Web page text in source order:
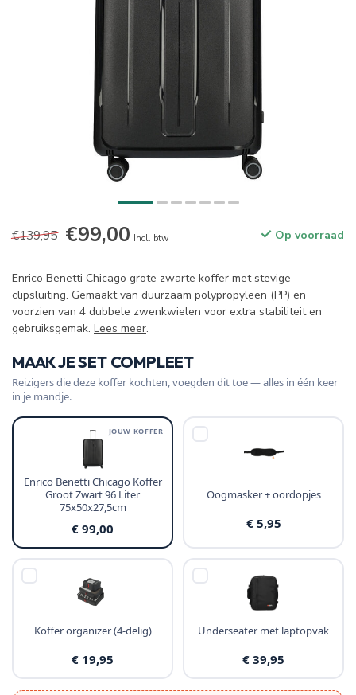
€139,95 €99,00 Incl. btw Op voorraad
Enrico Benetti Chicago grote zwarte koffer met stevige
clipsluiting. Gemaakt van duurzaam polypropyleen (PP) en
voorzien van 4 dubbele zwenkwielen voor extra stabiliteit en
gebruiksgemak. Lees meer.
MAAK JE SET COMPLEET
Reizigers die deze koffer kochten, voegden dit toe — alles in één keer
in je mandje.
JOUW KOFFER
Enrico Benetti Chicago Koffer
Groot Zwart 96 Liter
75x50x27,5cm
€ 99,00
Oogmasker + oordopjes
€ 5,95
Koffer organizer (4-delig)
€ 19,95
Underseater met laptopvak
€ 39,95